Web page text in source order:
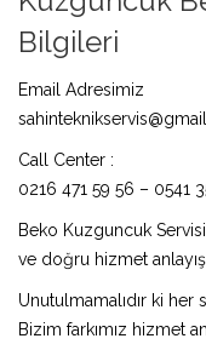
Bilgileri
Email Adresimiz
Call Center :
0216 471 59 56 – 0541
Beko Kuzguncuk Servisi
ve doğru hizmet
Unutulmamalıdır ki
Bizim farkımız hizmet